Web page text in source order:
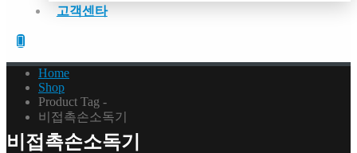
고객센타
Home
Shop
Product Tag -
비접촉손소독기
비접촉손소독기